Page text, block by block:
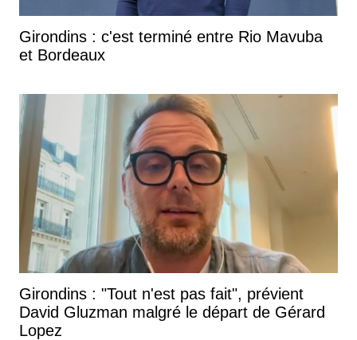
Girondins : c'est terminé entre Rio Mavuba
et Bordeaux
Girondins : "Tout n'est pas fait", prévient
David Gluzman malgré le départ de Gérard
Lopez